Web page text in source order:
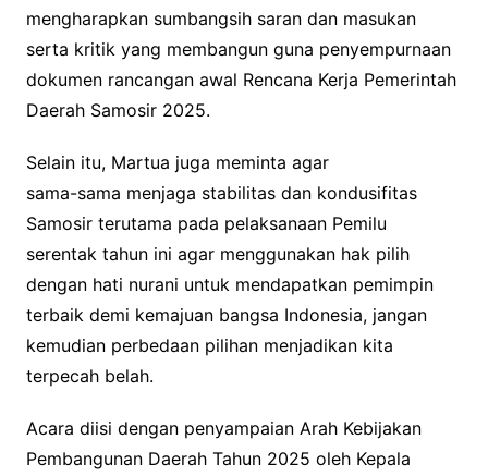
mengharapkan sumbangsih saran dan masukan
serta kritik yang membangun guna penyempurnaan
dokumen rancangan awal Rencana Kerja Pemerintah
Daerah Samosir 2025.
Selain itu, Martua juga meminta agar
sama-sama menjaga stabilitas dan kondusifitas
Samosir terutama pada pelaksanaan Pemilu
serentak tahun ini agar menggunakan hak pilih
dengan hati nurani untuk mendapatkan pemimpin
terbaik demi kemajuan bangsa Indonesia, jangan
kemudian perbedaan pilihan menjadikan kita
terpecah belah.
Acara diisi dengan penyampaian Arah Kebijakan
Pembangunan Daerah Tahun 2025 oleh Kepala